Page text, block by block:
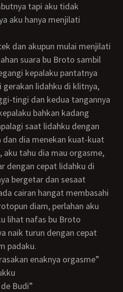
tapi aku tidak
aku hanya menjilati
suara bu Broto sambil
kepalaku pantatnya
lidahku di klitnya,
tingi dan kedua tangannya
bahkan kadang
saat lidahku dengan
dia menekan kuat-kuat
aku tahu dia mau orgasme,
dengan cepat lidahku di
bergetar dan sesaat
cairan hangat membasahi
diam, perlahan aku
lihat nafas bu Broto
naik turun dengan cepat
padaku.
enaknya orgasme”
Budi”